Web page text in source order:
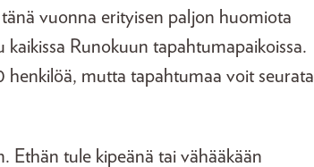
vuonna erityisen paljon huomiota
Runokuun tapahtumapaikoissa.
henkilöä, mutta tapahtumaa voit seurata
Ethän tule kipeänä tai vähääkään